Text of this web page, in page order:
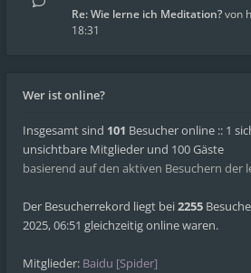
Re: Wie lerne ich Meditation?von
18:31
Wer ist online?
Insgesamt sind 101 Besucher online :: 1
unsichtbare Mitglieder und 100 Gäste
basierend auf den aktiven Besuchern der
Der Besucherrekord liegt bei2255
2025, 06:51 gleichzeitig online waren.
Mitglieder: Baidu [Spider]